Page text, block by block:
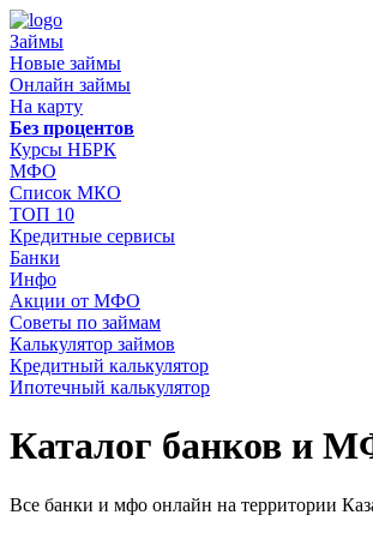
Займы
Новые займы
Онлайн займы
На карту
Без процентов
Курсы НБРК
МФО
Список МКО
ТОП 10
Кредитные сервисы
Банки
Инфо
Акции от МФО
Советы по займам
Калькулятор займов
Кредитный калькулятор
Ипотечный калькулятор
Каталог банков и
Все банки и мфо онлайн на территории